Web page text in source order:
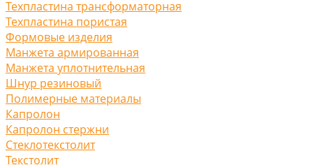
Техпластина трансформаторная
Техпластина пористая
Формовые изделия
Манжета армированная
Манжета уплотнительная
Шнур резиновый
Полимерные материалы
Капролон
Капролон стержни
Стеклотекстолит
Текстолит